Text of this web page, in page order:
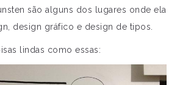
são alguns dos lugares onde ela
design gráfico e design de tipos.
lindas como essas: